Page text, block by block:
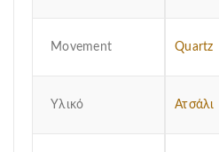
Μovement Quartz
Υλικό Ατσάλι